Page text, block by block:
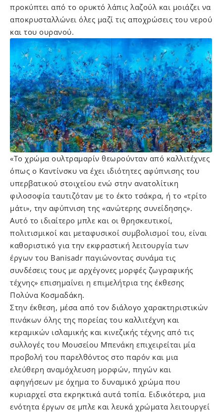
προκύπτει από το ορυκτό λάπις λαζούλ και μοιάζει να
αποκρυσταλλώνει όλες μαζί τις αποχρώσεις του νερού
και του ουρανού.
«To χρώμα ουλτραμαρίν θεωρούνταν από καλλιτέχνες
όπως ο Καντίνσκυ να έχει ιδιότητες αφύπνισης του
υπερβατικού στοιχείου ενώ στην ανατολίτικη
φιλοσοφία ταυτιζόταν με το έκτο τσάκρα, ή το «τρίτο
μάτι», την αφύπνιση της «ανώτερης συνείδησης».
Αυτό το ιδιαίτερο μπλε και οι θρησκευτικοί,
πολιτισμικοί και μεταφυσικοί συμβολισμοί του, είναι
καθοριστικό για την εκφραστική λειτουργία των
έργων του Banisadr παγιώνοντας συνάμα τις
συνδέσεις τους με αρχέγονες μορφές ζωγραφικής
τέχνης» επισημαίνει η επιμελήτρια της έκθεσης
Πολύνα Κοσμαδάκη.
Στην έκθεση, μέσα από τον διάλογο χαρακτηριστικών
πινάκων όλης της πορείας του καλλιτέχνη και
κεραμικών ισλαμικής και κινεζικής τέχνης από τις
συλλογές του Μουσείου Μπενάκη επιχειρείται μία
προβολή του παρελθόντος στο παρόν και μια
ελεύθερη αναμόχλευση μορφών, πηγών και
αφηγήσεων με όχημα το δυναμικό χρώμα που
κυριαρχεί στα εκρηκτικά αυτά τοπία. Ειδικότερα, μια
ενότητα έργων σε μπλε και λευκά χρώματα λειτουργεί